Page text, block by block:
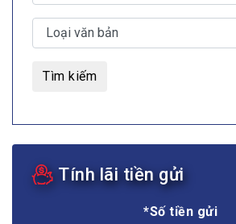
Tìm kiếm
Tính lãi tiền gửi
*Số tiền gửi